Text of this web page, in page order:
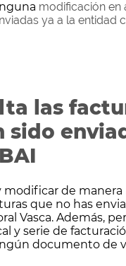
modificación en
ya a la entidad
las
sido
modificar de manera
que no has
Vasca. Además,
y serie de
documento de